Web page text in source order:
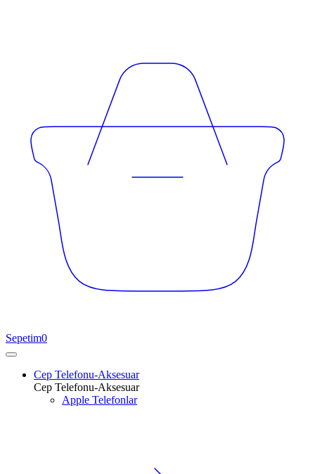
Sepetim0
Cep Telefonu-Aksesuar
Cep Telefonu-Aksesuar
Apple Telefonlar